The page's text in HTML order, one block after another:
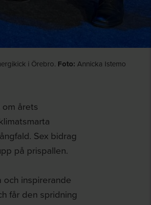
i Örebro. Foto: Annicka Istemo
årets
Sex bidrag
på prispallen.
inspirerande
får den spridning